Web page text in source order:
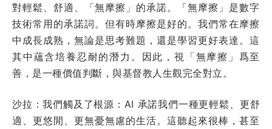
對輕鬆、舒適、「無摩擦」的承諾。「無摩擦」是數字
技術常用的承諾詞。但有時摩擦是好的。我們常在摩擦
中成長成熟，無論是思考難題，還是學習更好表達。這
其中蘊含培養忍耐的潛力。因此，視「無摩擦」爲至
善，是一種價值判斷，與基督教人生觀完全對立。
沙拉：我們觸及了根源：AI 承諾我們一種更輕鬆、更舒
適、更悠閒、更無憂無慮的生活。這聽起來很棒，甚至